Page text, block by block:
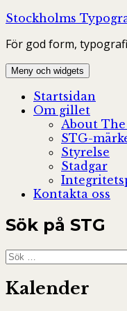
Hoppa
innehåll
Stockholms
För god form,
Meny och widgets
Startsidan
Om gillet
About
STG-
Styrelse
Stadgar
Kontakta oss
Sök på STG
Sök
efter:
Kalender